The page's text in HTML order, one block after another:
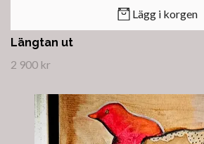
Lägg i korgen
Längtan ut
2 900 kr